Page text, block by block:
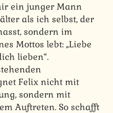
ein junger Mann
als ich selbst, der
sondern im
Mottos lebt: „Liebe
lieben“.
Felix nicht mit
sondern mit
Auftreten. So schafft